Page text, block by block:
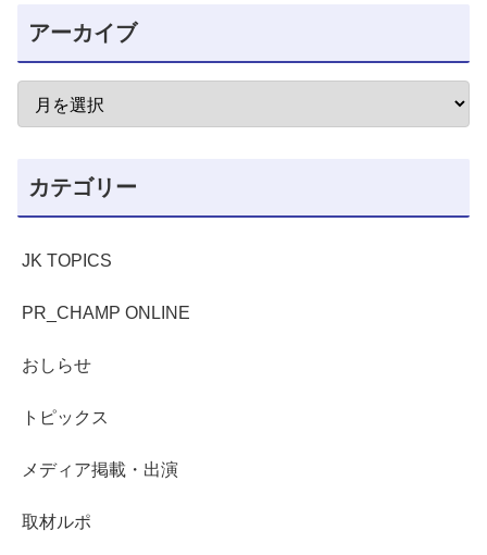
アーカイブ
カテゴリー
JK TOPICS
PR_CHAMP ONLINE
おしらせ
トピックス
メディア掲載・出演
取材ルポ